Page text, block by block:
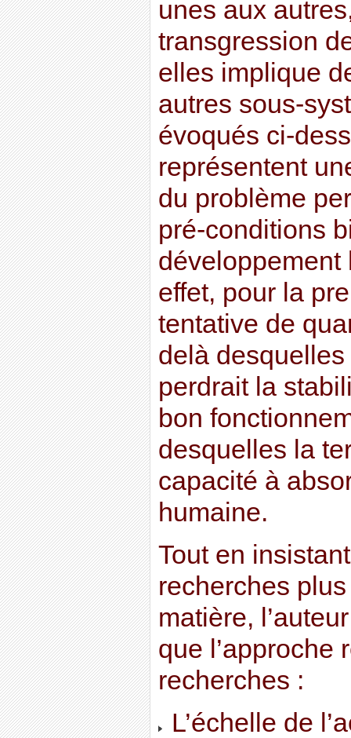
unes aux
transgression
elles implique
autres sous-
évoqués ci-
représentent
du problème
pré-conditions
développement
effet, pour la
tentative de
delà
perdrait la
bon
desquelles la
capacité à
humaine.
Tout en
recherches
matière,
que l’approche
recherches :
L’échelle de